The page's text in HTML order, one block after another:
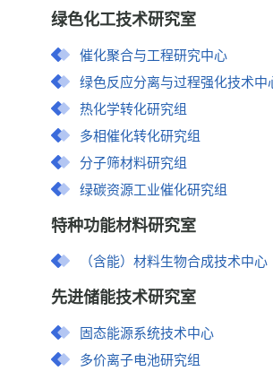
绿色化工技术研究室
催化聚合与工程研究中心
绿色反应分离与过程强化技术中
热化学转化研究组
多相催化转化研究组
分子筛材料研究组
绿碳资源工业催化研究组
特种功能材料研究室
（含能）材料生物合成技术中心
先进储能技术研究室
固态能源系统技术中心
多价离子电池研究组